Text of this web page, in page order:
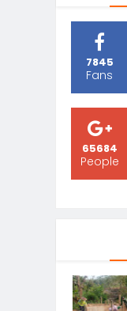
7845
Fans
65684
People